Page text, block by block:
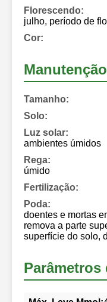
Florescendo:
julho, período de
Cor:
Manutenção
Tamanho:
Solo:
Luz solar:
ambientes úmidos
Rega:
úmido
Fertilização:
Poda:
doentes e mortas
remova a parte
superfície do solo,